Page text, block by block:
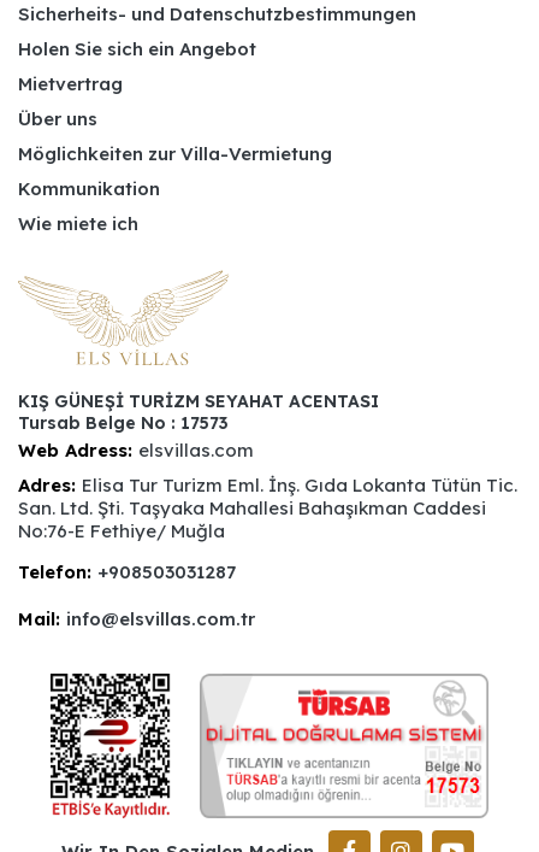
Sicherheits- und Datenschutzbestimmungen
Holen Sie sich ein Angebot
Mietvertrag
Über uns
Möglichkeiten zur Villa-Vermietung
Kommunikation
Wie miete ich
KIŞ GÜNEŞİ TURİZM SEYAHAT ACENTASI
Tursab Belge No : 17573
Web Adress: elsvillas.com
Adres: Elisa Tur Turizm Eml. İnş. Gıda Lokanta Tütün Tic.
San. Ltd. Şti. Taşyaka Mahallesi Bahaşıkman Caddesi
No:76-E Fethiye/ Muğla
Telefon: +908503031287
Mail: info@elsvillas.com.tr